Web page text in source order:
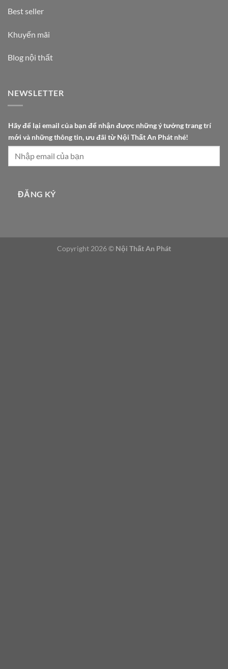
Best seller
Khuyến mãi
Blog nội thất
NEWSLETTER
ã
Hãy để lại email của bạn để nhận được những ý tưởng trang trí
mới và những thông tin, ưu đãi từ Nội Thất An Phát nhé!
ĐĂNG KÝ
Copyright 2026 © Nội Thất An Phát